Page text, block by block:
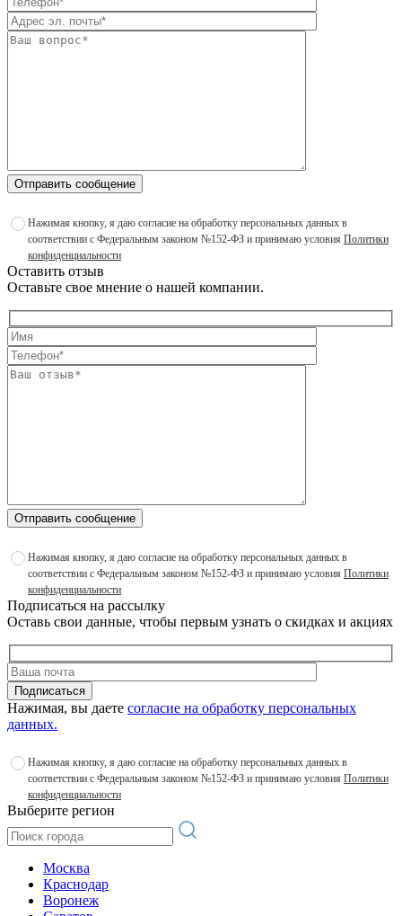
Отправить сообщение
Нажимая кнопку, я даю согласие на обработку персональных данных в
соответствии с Федеральным законом №152-ФЗ и принимаю условия Политики
конфиденциальности
Оставить отзыв
Оставьте свое мнение о нашей компании.
Отправить сообщение
Нажимая кнопку, я даю согласие на обработку персональных данных в
соответствии с Федеральным законом №152-ФЗ и принимаю условия Политики
конфиденциальности
Подписаться на рассылку
Оставь свои данные, чтобы первым узнать о скидках и акциях
Подписаться
Нажимая, вы даете согласие на обработку персональных
данных.
Нажимая кнопку, я даю согласие на обработку персональных данных в
соответствии с Федеральным законом №152-ФЗ и принимаю условия Политики
конфиденциальности
Выберите регион
Москва
Краснодар
Воронеж